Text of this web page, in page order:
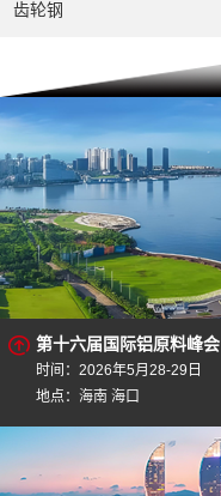
齿轮钢
第十六届国际铝原料峰会
时间：2026年5月28-29日
地点：海南 海口